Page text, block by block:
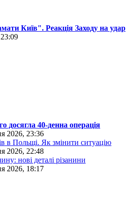
Київ". Реакція Заходу на удар
досягла 40-денна операція
2026, 23:36
в Польщі. Як змінити ситуацію
2026, 22:48
нові деталі різанини
2026, 18:17